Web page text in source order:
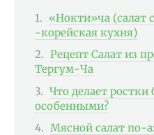
«Нокти»ча (салат
-корейская кухня)
Рецепт Cалат из
Тергум-Ча
Что делает ростки
особенными?
Мясной салат по-